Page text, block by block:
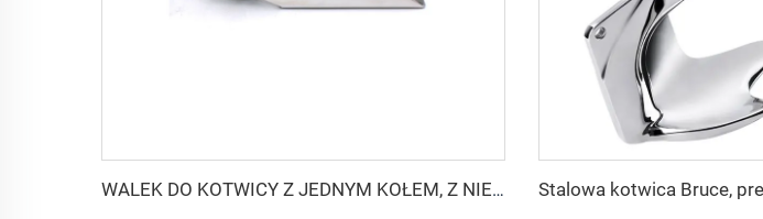
WALEK DO KOTWICY Z JEDNYM KOŁEM, Z NIERDZEWNEJ STALI AISI316